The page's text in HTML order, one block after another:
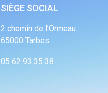
SIÈGE SOCIAL
2 chemin de l’Ormeau
65000 Tarbes
05 62 93 35 38